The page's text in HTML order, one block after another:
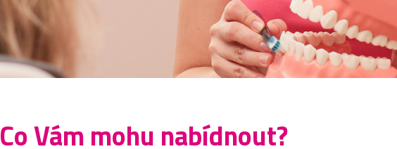
Co Vám mohu nabídnout?